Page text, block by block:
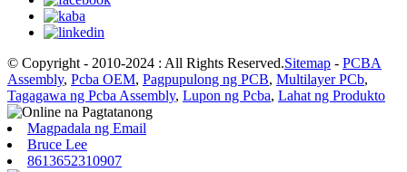
© Copyright - 2010-2024 : All Rights Reserved.Sitemap - PCBA
Assembly, Pcba OEM, Pagpupulong ng PCB, Multilayer PCb,
Tagagawa ng Pcba Assembly, Lupon ng Pcba, Lahat ng Produkto
Magpadala ng Email
Bruce Lee
8613652310907